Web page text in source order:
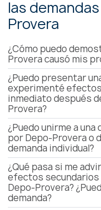
las
Provera
¿Cómo puedo
Provera causó mis
¿Puedo presentar
experimenté
inmediato después
Provera?
¿Puedo unirme a
por Depo-Provera o
demanda individual?
¿Qué pasa si me
efectos secundarios
Depo-Provera?
demanda?